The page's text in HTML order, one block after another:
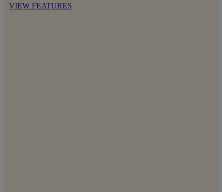
VIEW FEATURES